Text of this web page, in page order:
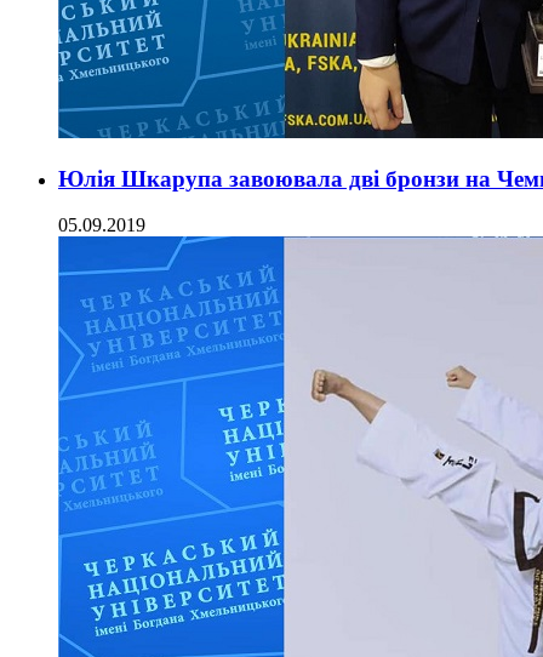
Юлія Шкарупа завоювала дві бронзи на
05.09.2019